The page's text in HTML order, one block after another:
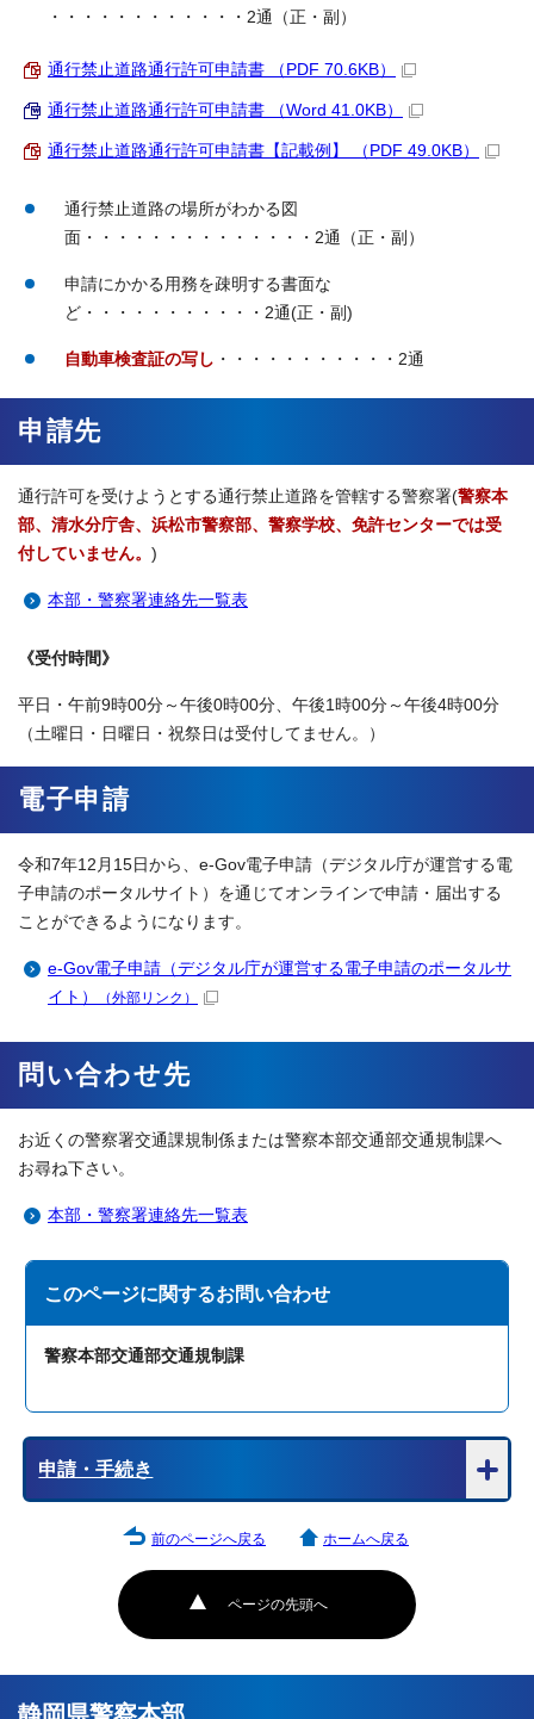
・・・・・・・・・・・・2通（正・副）
通行禁止道路通行許可申請書 （PDF 70.6KB）
通行禁止道路通行許可申請書 （Word 41.0KB）
通行禁止道路通行許可申請書【記載例】 （PDF 49.0KB）
通行禁止道路の場所がわかる図
面・・・・・・・・・・・・・・2通（正・副）
申請にかかる用務を疎明する書面な
ど・・・・・・・・・・・2通(正・副)
自動車検査証の写し ・・・・・・・・・・・2通
申請先
通行許可を受けようとする通行禁止道路を管轄する警察署(警察本
部、清水分庁舎、浜松市警察部、警察学校、免許センターでは受
付していません。 )
本部・警察署連絡先一覧表
《受付時間》
平日・午前9時00分～午後0時00分、午後1時00分～午後4時00分
（土曜日・日曜日・祝祭日は受付してません。）
電子申請
令和7年12月15日から、e-Gov電子申請（デジタル庁が運営する電
子申請のポータルサイト）を通じてオンラインで申請・届出する
ことができるようになります。
e-Gov電子申請（デジタル庁が運営する電子申請のポータルサ
イト）
（外部リンク）
問い合わせ先
お近くの警察署交通課規制係または警察本部交通部交通規制課へ
お尋ね下さい。
本部・警察署連絡先一覧表
このページに関するお問い合わせ
警察本部交通部交通規制課
申請・手続き
ページの先頭へ
前のページへ戻る ホームへ戻る